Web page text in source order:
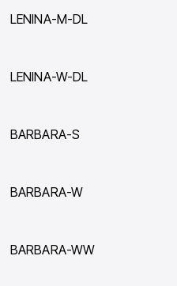
LENINA-M-DL
LENINA-W-DL
BARBARA-S
BARBARA-W
BARBARA-WW